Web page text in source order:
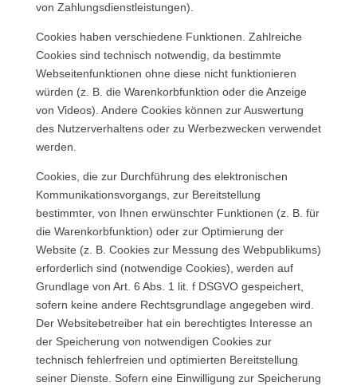
von Zahlungsdienstleistungen).
Cookies haben verschiedene Funktionen. Zahlreiche
Cookies sind technisch notwendig, da bestimmte
Webseitenfunktionen ohne diese nicht funktionieren
würden (z. B. die Warenkorbfunktion oder die Anzeige
von Videos). Andere Cookies können zur Auswertung
des Nutzerverhaltens oder zu Werbezwecken verwendet
werden.
Cookies, die zur Durchführung des elektronischen
Kommunikationsvorgangs, zur Bereitstellung
bestimmter, von Ihnen erwünschter Funktionen (z. B. für
die Warenkorbfunktion) oder zur Optimierung der
Website (z. B. Cookies zur Messung des Webpublikums)
erforderlich sind (notwendige Cookies), werden auf
Grundlage von Art. 6 Abs. 1 lit. f DSGVO gespeichert,
sofern keine andere Rechtsgrundlage angegeben wird.
Der Websitebetreiber hat ein berechtigtes Interesse an
der Speicherung von notwendigen Cookies zur
technisch fehlerfreien und optimierten Bereitstellung
seiner Dienste. Sofern eine Einwilligung zur Speicherung